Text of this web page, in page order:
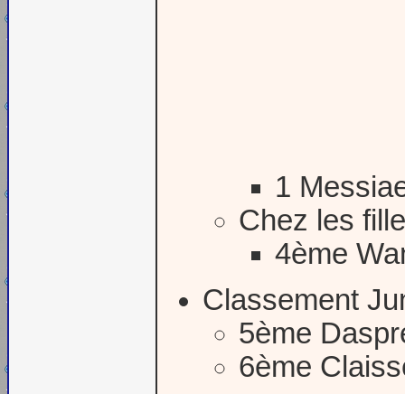
1
Chez les
4ème
Classement
5ème
6ème